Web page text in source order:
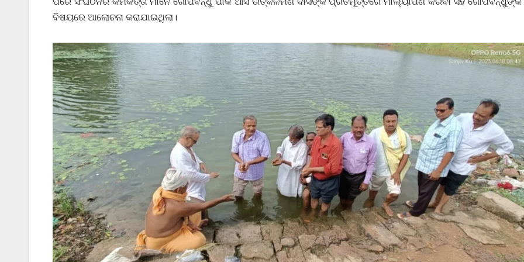
ବିଷୟରେ ଆଲୋଚନା କରାଯାଇଥିଲା।